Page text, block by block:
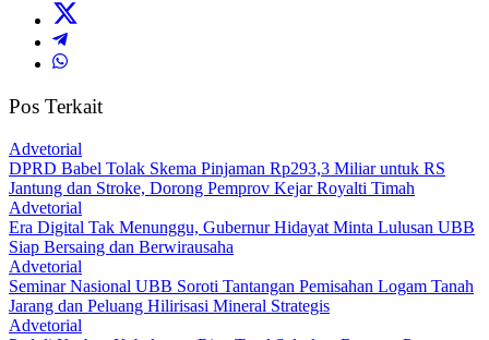
DPRD Babel Tolak Skema Pinjaman Rp293,3 Miliar untuk RS
Jantung dan Stroke, Dorong Pemprov Kejar Royalti Timah
Advetorial
Era Digital Tak Menunggu, Gubernur Hidayat Minta Lulusan UBB
Siap Bersaing dan Berwirausaha
Advetorial
Seminar Nasional UBB Soroti Tantangan Pemisahan Logam Tanah
Jarang dan Peluang Hilirisasi Mineral Strategis
Advetorial
Peduli Korban Kebakaran, Rina Tarol Salurkan Bantuan Pemprov